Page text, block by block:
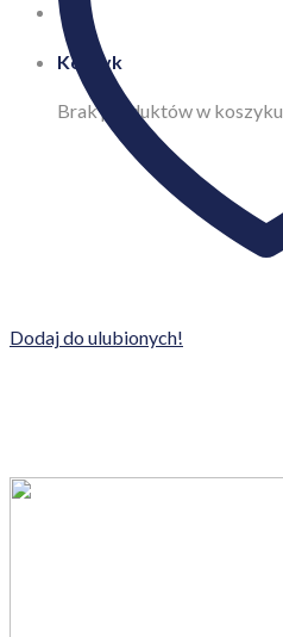
Koszyk
Brak produktów w koszyku.
Dodaj do ulubionych!